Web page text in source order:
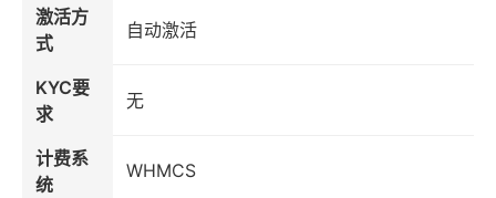
激活方
式
自动激活
KYC要
求
无
计费系
统
WHMCS